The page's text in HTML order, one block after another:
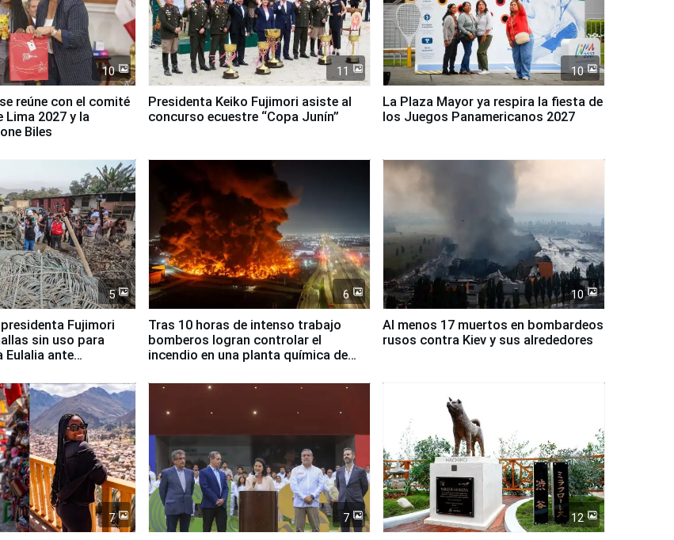
10
reúne con el comité
Lima 2027 y la
Biles
11
Presidenta Keiko Fujimori asiste al
concurso ecuestre “Copa Junín”
10
La Plaza Mayor ya respira la fiesta de
los Juegos Panamericanos 2027
5
Fujimori
sin uso para
Eulalia ante
6
Tras 10 horas de intenso trabajo
bomberos logran controlar el
incendio en una planta química de
10
Al menos 17 muertos en bombardeos
rusos contra Kiev y sus alrededores
7 7 12